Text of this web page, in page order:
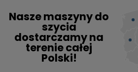
Nasze maszyny do
szycia
dostarczamy na
terenie całej
Polski!